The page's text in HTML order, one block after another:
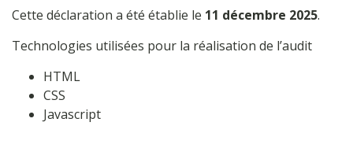
Cette déclaration a été établie le 11 décembre 2025.
Technologies utilisées pour la réalisation de l’audit
HTML
CSS
Javascript